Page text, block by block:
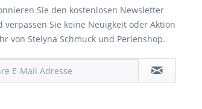
Sie den kostenlosen Newsletter
verpassen Sie keine Neuigkeit oder Aktion
von Stelyna Schmuck und Perlenshop.